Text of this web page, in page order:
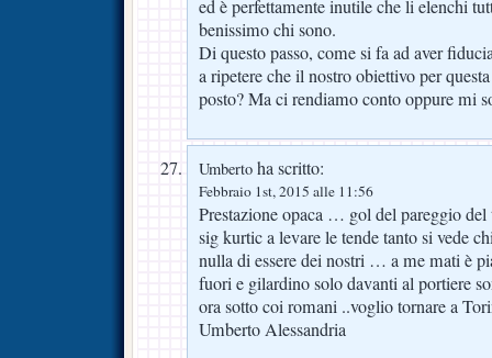
ed è perfettamente inutile che li elenchi
benissimo chi sono.
Di questo passo, come si fa ad aver
a ripetere che il nostro obiettivo per
posto? Ma ci rendiamo conto oppure mi
Umberto ha scritto:
Febbraio 1st, 2015 alle 11:56
Prestazione opaca … gol del pareggio
sig kurtic a levare le tende tanto si vede
nulla di essere dei nostri … a me mati è
fuori e gilardino solo davanti al portiere
ora sotto coi romani ..voglio tornare a
Umberto Alessandria